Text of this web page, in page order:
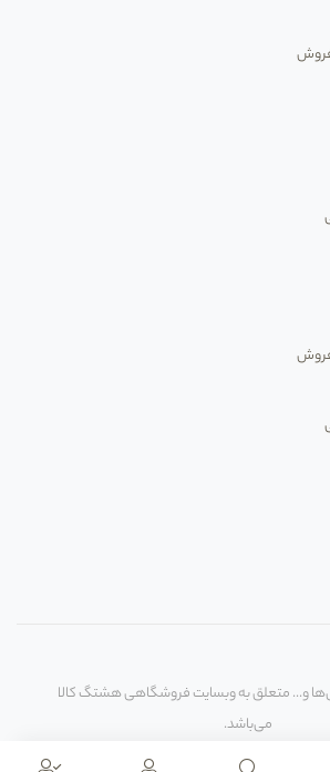
و... متعلق به وبسایت فروشگاهی هشتگ کالا
می‌باشد.